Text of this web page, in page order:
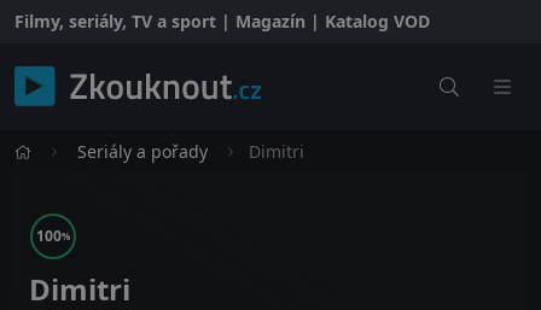
Filmy, seriály, TV a sport | Magazín | Katalog VOD
Seriály a pořady Dimitri
100%
Dimitri